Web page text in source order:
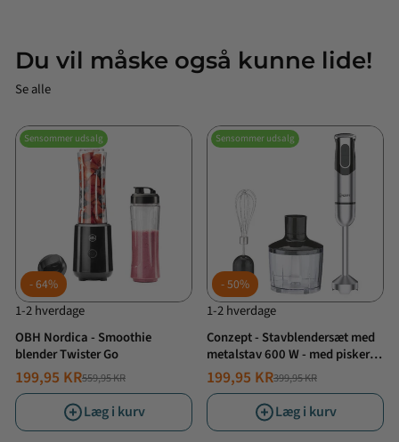
Du vil måske også kunne lide!
Se alle
Sensommer udsalg
64%
1-2 hverdage
OBH Nordica - Smoothie
blender Twister Go
NORMALPRIS559,95 KR
TILBUDSPRIS
199,95 KR
Læg i kurv
Sensommer udsalg
50%
1-2 hverdage
Conzept - Stavblendersæt med
metalstav 600 W - med piskeris
og minihakker
NORMALPRIS399,95 KR
TILBUDSPRIS
199,95 KR
Læg i kurv